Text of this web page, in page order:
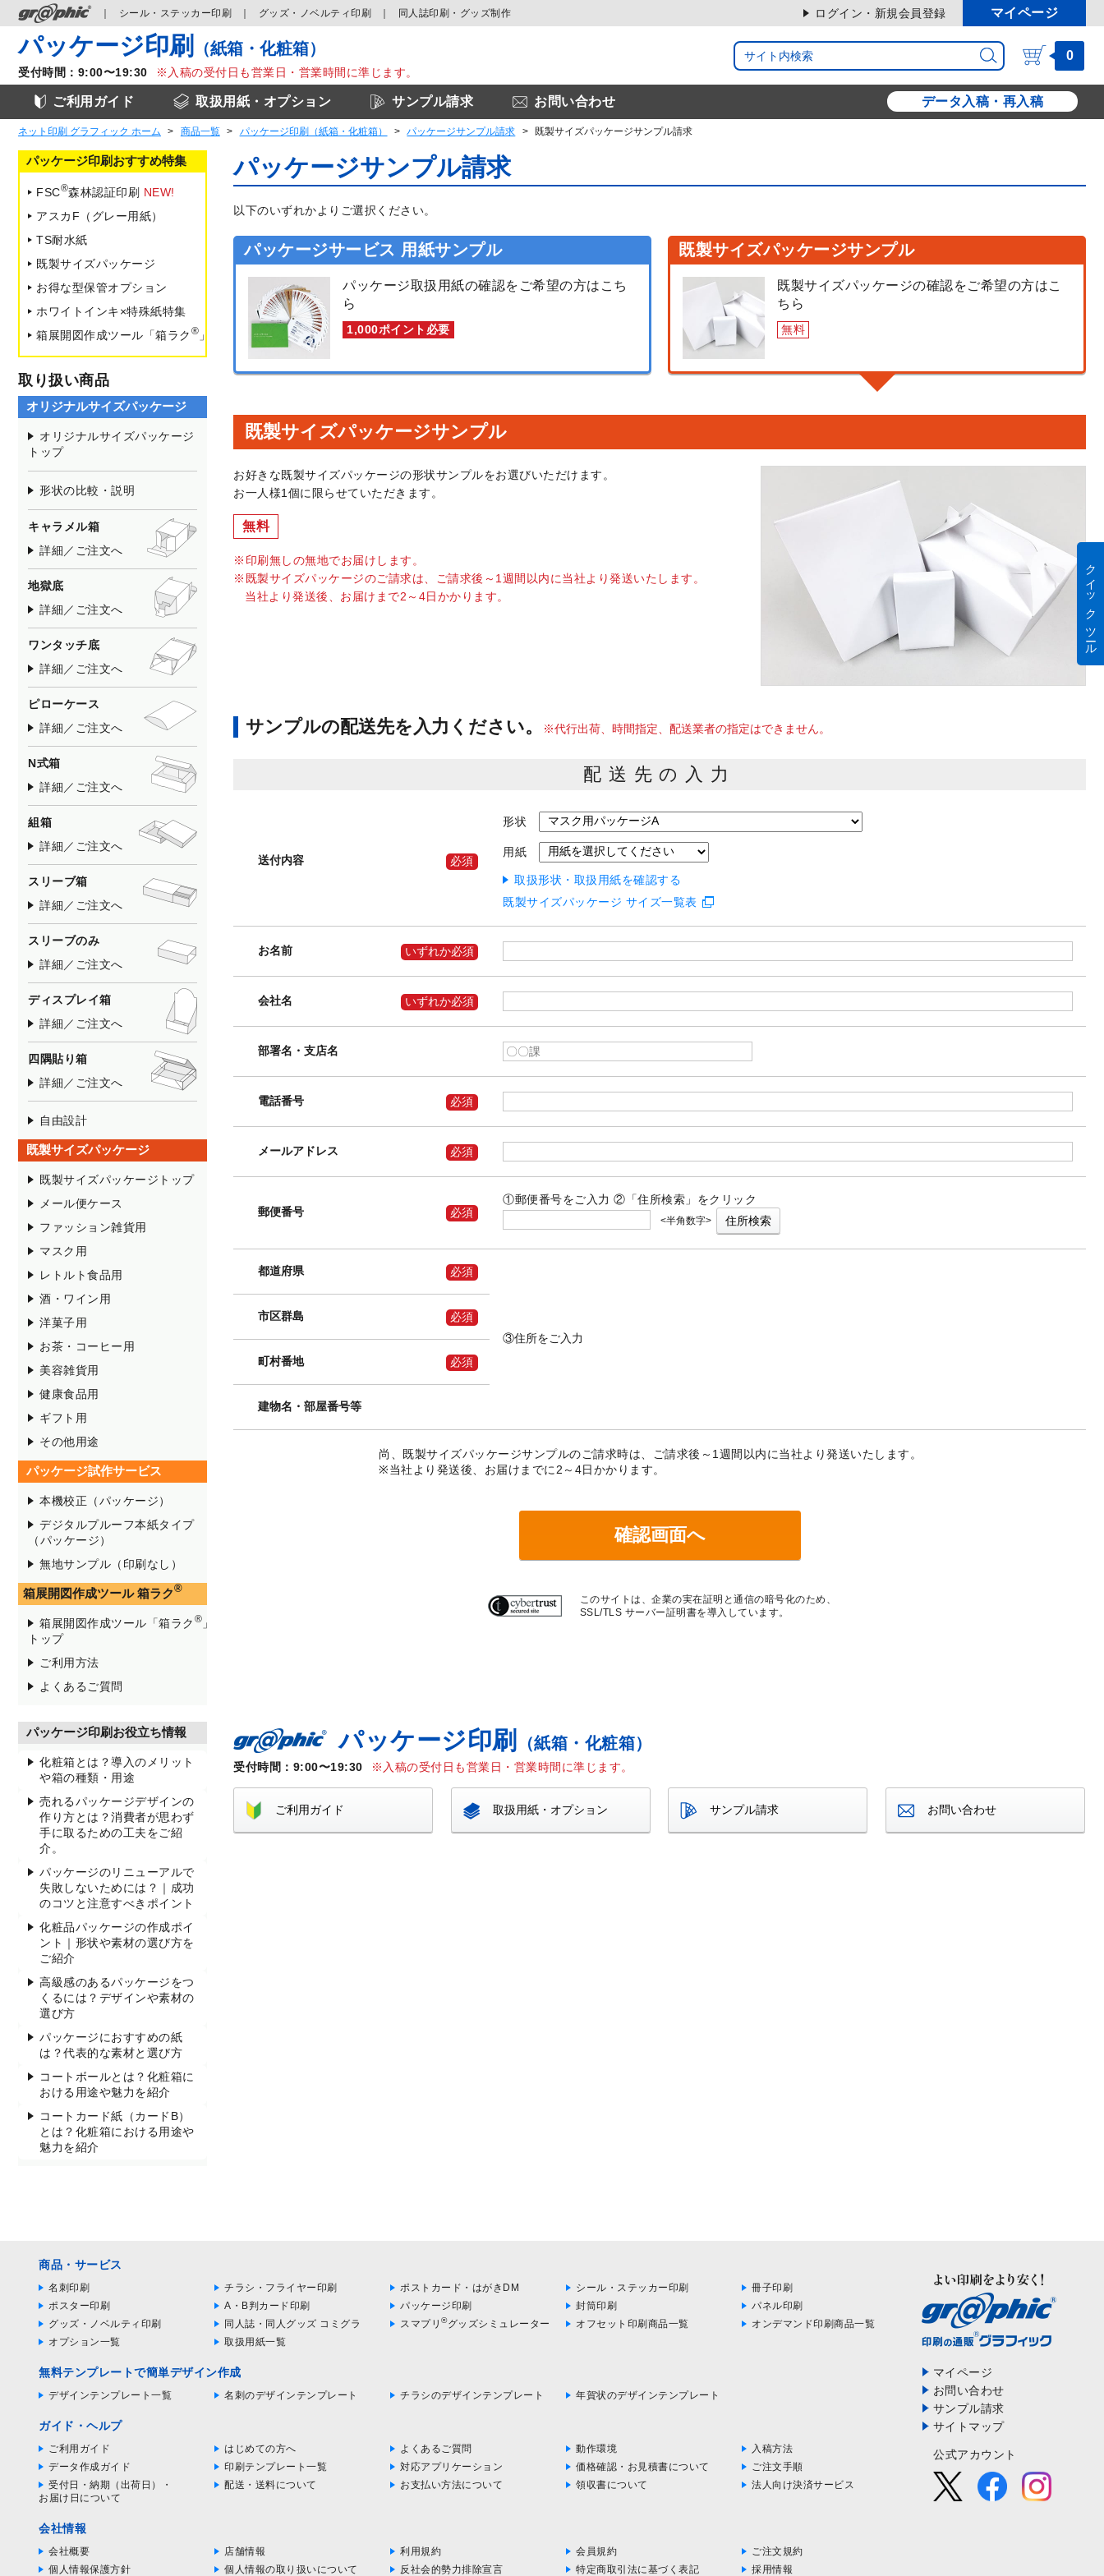
シール ・ステッカー印刷 グッズ ・ノベルティ印刷 同人誌印刷 ・グッズ制作 ログイン・新規会員登録 マイページ
パッケージ印刷 （紙箱・化粧箱）
受付時間：9:00〜19:30 入稿の受付日も営業日・営業時間に準じます。
0
ご利用ガイド 取扱用紙・オプション サンプル請求 お問い合わせ データ入稿・再入稿
ネット印刷 グラフィック ホーム 商品一覧 パッケージ印刷（紙箱・化粧箱） パッケージサンプル請求 既製サイズパッケージサンプル請求
パッケージ印刷おすすめ特集
FSC®森林認証印刷 NEW!
アスカF（グレー用紙）
TS耐水紙
既製サイズパッケージ
お得な型保管オプション
ホワイトインキ×特殊紙特集
箱展開図作成ツール「箱ラク ® 」
取り扱い商品
オリジナルサイズパッケージ
オリジナルサイズパッケージ
トップ
形状の比較・説明
キャラメル箱
詳細／ご注文へ
地獄底
詳細／ご注文へ
ワンタッチ底
詳細／ご注文へ
ピローケース
詳細／ご注文へ
N式箱
詳細／ご注文へ
組箱
詳細／ご注文へ
スリーブ箱
詳細／ご注文へ
スリーブのみ
詳細／ご注文へ
ディスプレイ箱
詳細／ご注文へ
四隅貼り箱
詳細／ご注文へ
自由設計
既製サイズパッケージ
既製サイズパッケージトップ
メール便ケース
ファッション雑貨用
マスク用
レトルト食品用
酒・ワイン用
洋菓子用
お茶・コーヒー用
美容雑貨用
健康食品用
ギフト用
その他用途
パッケージ試作サービス
本機校正（パッケージ）
デジタルプルーフ本紙タイプ
（パッケージ）
無地サンプル（印刷なし）
箱展開図作成ツール 箱ラク®
箱展開図作成ツール「箱ラク ® 」
トップ
ご利用方法
よくあるご質問
パッケージ印刷お役立ち情報
化粧箱とは？導入のメリット
や箱の種類・用途
売れるパッケージデザインの
作り方とは？消費者が思わず
手に取るための工夫をご紹
介。
パッケージのリニューアルで
失敗しないためには？｜成功
のコツと注意すべきポイント
化粧品パッケージの作成ポイ
ント｜形状や素材の選び方を
ご紹介
高級感のあるパッケージをつ
くるには？デザインや素材の
選び方
パッケージにおすすめの紙
は？代表的な素材と選び方
コートボールとは？化粧箱に
おける用途や魅力を紹介
コートカード紙（カードB）
とは？化粧箱における用途や
魅力を紹介
パッケージサンプル請求
以下のいずれかよりご選択ください。
パッケージサービス 用紙サンプル
パッケージ取扱用紙の確認をご希望の方はこち
ら
1,000ポイント必要
既製サイズパッケージサンプル
既製サイズパッケージの確認をご希望の方はこ
ちら
無料
既製サイズパッケージサンプル
お好きな既製サイズパッケージの形状サンプルをお選びいただけます。
お一人様1個に限らせていただきます。
無料
印刷無しの無地でお届けします。
既製サイズパッケージのご請求は、ご請求後～1週間以内に当社より発送いたします。
当社より発送後、お届けまで2～4日かかります。
サンプルの配送先を入力ください。 代行出荷、時間指定、配送業者の指定はできません。
配送先の入力
送付内容
形状
用紙
取扱形状・取扱用紙を確認する
既製サイズパッケージ サイズ一覧表
お名前
会社名
部署名・支店名
電話番号
メールアドレス
郵便番号
①郵便番号をご入力 ②「住所検索」をクリック
半角数字 住所検索
都道府県
③住所をご入力
市区群島
町村番地
建物名・部屋番号等
尚、既製サイズパッケージサンプルのご請求時は、ご請求後～1週間以内に当社より発送いたします。
※当社より発送後、お届けまでに2～4日かかります。
確認画面へ
このサイトは、企業の実在証明と通信の暗号化のため、
SSL/TLS サーバー証明書を導入しています。
パッケージ印刷 （紙箱・化粧箱）
受付時間：9:00〜19:30 入稿の受付日も営業日・営業時間に準じます。
ご利用ガイド 取扱用紙・ オプション サンプル請求 お問い合わせ
商品・サービス
名刺印刷 チラシ・フライヤー印刷 ポストカード・はがきDM シール・ステッカー印刷
冊子印刷
ポスター印刷
A・B判カード印刷 パッケージ印刷 封筒印刷
パネル印刷
グッズ・ノベルティ印刷
同人誌・同人グッズ コミグラ スマプリ ®グッズシミュレーター オフセット印刷商品一覧
オンデマンド印刷商品一覧
オプション一覧
取扱用紙一覧
無料テンプレートで簡単デザイン作成
デザインテンプレート一覧 名刺のデザインテンプレート チラシのデザインテンプレート 年賀状のデザインテンプレート
ガイド・ヘルプ
ご利用ガイド はじめての方へ よくあるご質問 動作環境
入稿方法
データ作成ガイド
印刷テンプレート一覧 対応アプリケーション 価格確認・お見積書について
ご注文手順
受付日・納期（出荷日）・
お届け日について
配送・送料について お支払い方法について 領収書について 法人向け決済サービス
会社情報
会社概要 店舗情報 利用規約 会員規約
ご注文規約
個人情報保護方針
個人情報の取り扱いについて 反社会的勢力排除宣言 特定商取引法に基づく表記 採用情報
マイページ
お問い合わせ
サンプル請求
サイトマップ
公式アカウント
クイック ツール